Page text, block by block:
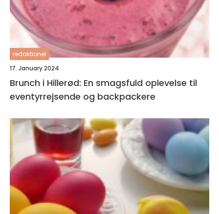
redaktionel
17. January 2024
Brunch i Hillerød: En smagsfuld oplevelse til
eventyrrejsende og backpackere